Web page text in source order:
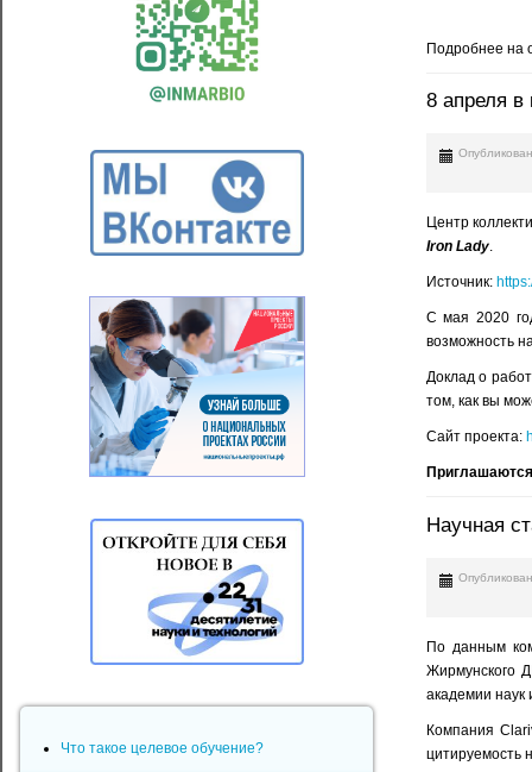
Подробнее на
8 апреля
Центр
Iron Lady.
Источник:
С мая 2020
возможность
Доклад о
том, как вы
Сайт проекта:
Научная
По данным
Жирмунского
академии наук
Компания
цитируемость
Что такое целевое обучение?